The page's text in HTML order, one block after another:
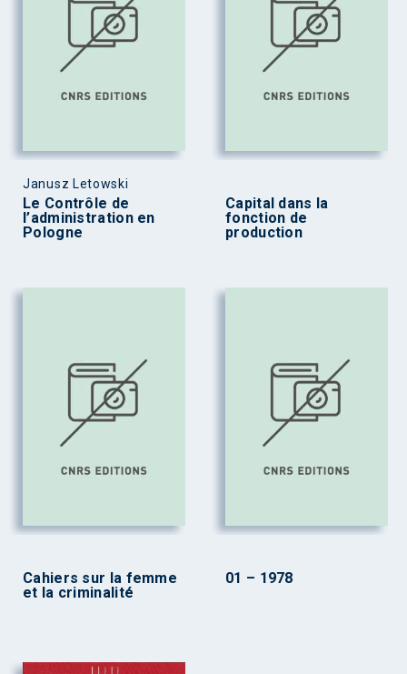
Janusz Letowski
Le Contrôle de
l’administration en
Pologne
Capital dans la
fonction de
production
Cahiers sur la femme
et la criminalité
01 – 1978